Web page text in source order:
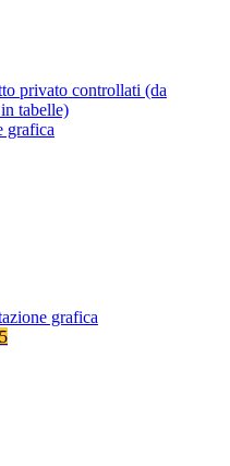
privato controllati (da
tabelle)
grafica
grafica
5